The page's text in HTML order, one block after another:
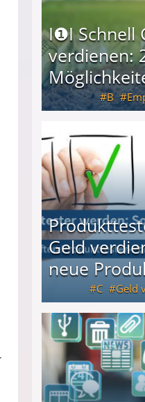
I❶I Schnell
verdienen:
B
Geld
neue
C Geld
↻ Täglich neue